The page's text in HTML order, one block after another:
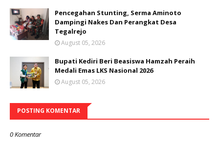
Pencegahan Stunting, Serma Aminoto
Dampingi Nakes Dan Perangkat Desa
Tegalrejo
August 05, 2026
Bupati Kediri Beri Beasiswa Hamzah Peraih
Medali Emas LKS Nasional 2026
August 05, 2026
POSTING KOMENTAR
0 Komentar